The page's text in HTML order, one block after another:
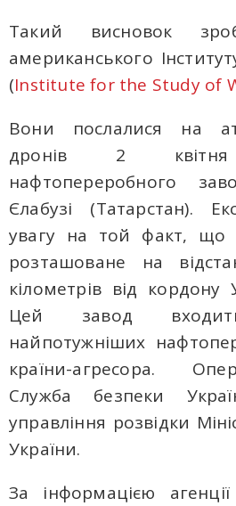
Такий висновок
американського
(Institute for the Study of
Вони послалися на
дронів 2 квітня
нафтопереробного
Єлабузі (Татарстан).
увагу на той факт, що
розташоване на
кілометрів від кордону
Цей завод
найпотужніших
країни-агресора.
Служба безпеки
управління розвідки
України.
За інформацією